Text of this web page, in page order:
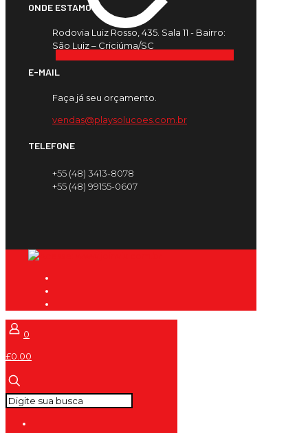
ONDE ESTAMOS
Rodovia Luiz Rosso, 435. Sala 11 - Bairro:
São Luiz – Criciúma/SC
E-MAIL
Faça já seu orçamento.
vendas@playsolucoes.com.br
TELEFONE
+55 (48) 3413-8078
+55 (48) 99155-0607
0
£0.00